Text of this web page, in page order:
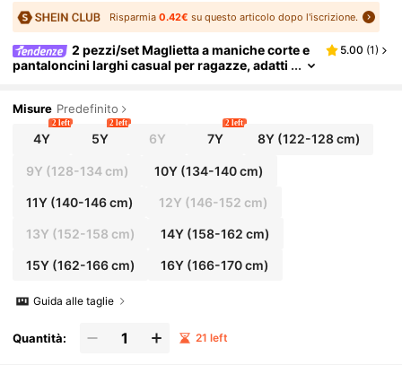
Risparmia0.42€ su questo articolo dopo l'iscrizione.
2 pezzi/set Maglietta a maniche corte e
pantaloncini larghi casual per ragazze, adatti
vera/estate
5.00 (1)
Misure Predefinito
4Y
2 left
5Y
2 left
6Y 7Y
2 left
8Y(122-128 cm)
9Y (128-134 cm) 10Y (134-140 cm)
11Y(140-146 cm) 12Y (146-152 cm)
13Y (152-158 cm) 14Y (158-162 cm)
15Y(162-166 cm) 16Y (166-170 cm)
Guida alle taglie
Quantità: 21 left